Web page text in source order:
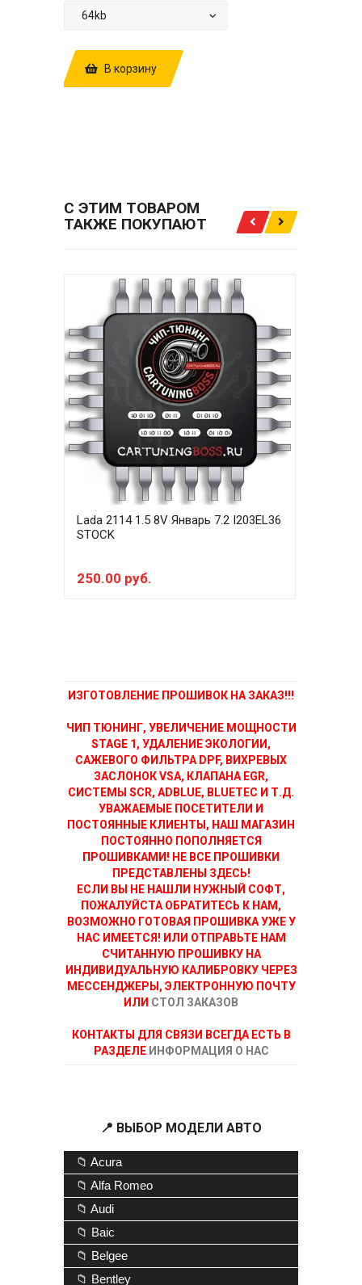
В корзину
С ЭТИМ ТОВАРОМ
ТАКЖЕ ПОКУПАЮТ
Lada 2114 1.5 8V Январь 7.2 I203EL36
STOCK
250.00 руб.
ИЗГОТОВЛЕНИЕ ПРОШИВОК НА ЗАКАЗ!!!
ЧИП ТЮНИНГ, УВЕЛИЧЕНИЕ МОЩНОСТИ
STAGE 1, УДАЛЕНИЕ ЭКОЛОГИИ,
САЖЕВОГО ФИЛЬТРА DPF, ВИХРЕВЫХ
ЗАСЛОНОК VSA, КЛАПАНА EGR,
СИСТЕМЫ SCR, ADBLUE, BLUETEC И Т.Д.
УВАЖАЕМЫЕ ПОСЕТИТЕЛИ И
ПОСТОЯННЫЕ КЛИЕНТЫ, НАШ МАГАЗИН
ПОСТОЯННО ПОПОЛНЯЕТСЯ
ПРОШИВКАМИ! НЕ ВСЕ ПРОШИВКИ
ПРЕДСТАВЛЕНЫ ЗДЕСЬ!
ЕСЛИ ВЫ НЕ НАШЛИ НУЖНЫЙ СОФТ,
ПОЖАЛУЙСТА ОБРАТИТЕСЬ К НАМ,
ВОЗМОЖНО ГОТОВАЯ ПРОШИВКА УЖЕ У
НАС ИМЕЕТСЯ! ИЛИ ОТПРАВЬТЕ НАМ
СЧИТАННУЮ ПРОШИВКУ НА
ИНДИВИДУАЛЬНУЮ КАЛИБРОВКУ ЧЕРЕЗ
МЕССЕНДЖЕРЫ, ЭЛЕКТРОННУЮ ПОЧТУ
ИЛИ СТОЛ ЗАКАЗОВ
КОНТАКТЫ ДЛЯ СВЯЗИ ВСЕГДА ЕСТЬ В
РАЗДЕЛЕ ИНФОРМАЦИЯ О НАС
📍 ВЫБОР МОДЕЛИ АВТО
📁 Acura
📁 Alfa Romeo
📁 Audi
📁 Baic
📁 Belgee
📁 Bentley